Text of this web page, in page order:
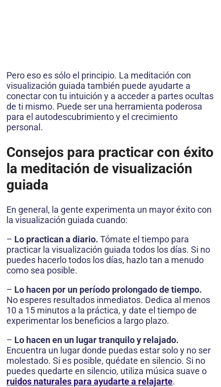
Pero eso es sólo el principio. La meditación con
visualización guiada también puede ayudarte a
conectar con tu intuición y a acceder a partes ocultas
de ti mismo. Puede ser una herramienta poderosa
para el autodescubrimiento y el crecimiento
personal.
Consejos para practicar con éxito
la meditación de visualización
guiada
En general, la gente experimenta un mayor éxito con
la visualización guiada cuando:
– Lo practican a diario. Tómate el tiempo para
practicar la visualización guiada todos los días. Si no
puedes hacerlo todos los días, hazlo tan a menudo
como sea posible.
– Lo hacen por un período prolongado de tiempo.
No esperes resultados inmediatos. Dedica al menos
10 a 15 minutos a la práctica, y date el tiempo de
experimentar los beneficios a largo plazo.
– Lo hacen en un lugar tranquilo y relajado.
Encuentra un lugar donde puedas estar solo y no ser
molestado. Si es posible, quédate en silencio. Si no
puedes quedarte en silencio, utiliza música suave o
ruidos naturales para ayudarte a relajarte.